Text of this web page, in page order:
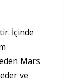
İçinde
Mars
ve